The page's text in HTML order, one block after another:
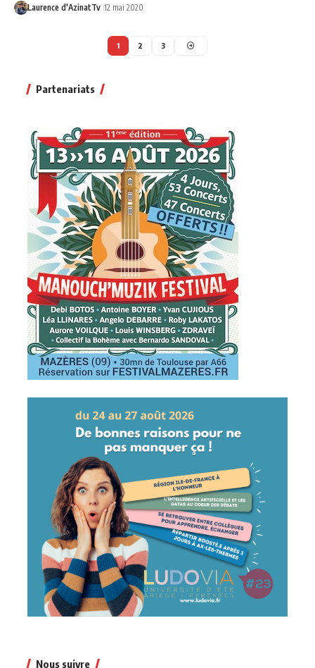
Laurence d'AzinatTv 12 mai 2020
1 2 3
Partenariats
Nous suivre